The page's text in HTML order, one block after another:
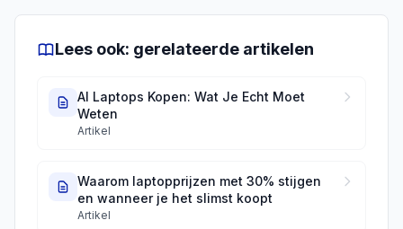
Lees ook: gerelateerde artikelen
AI Laptops Kopen: Wat Je Echt Moet
Weten
Artikel
Waarom laptopprijzen met 30% stijgen
en wanneer je het slimst koopt
Artikel